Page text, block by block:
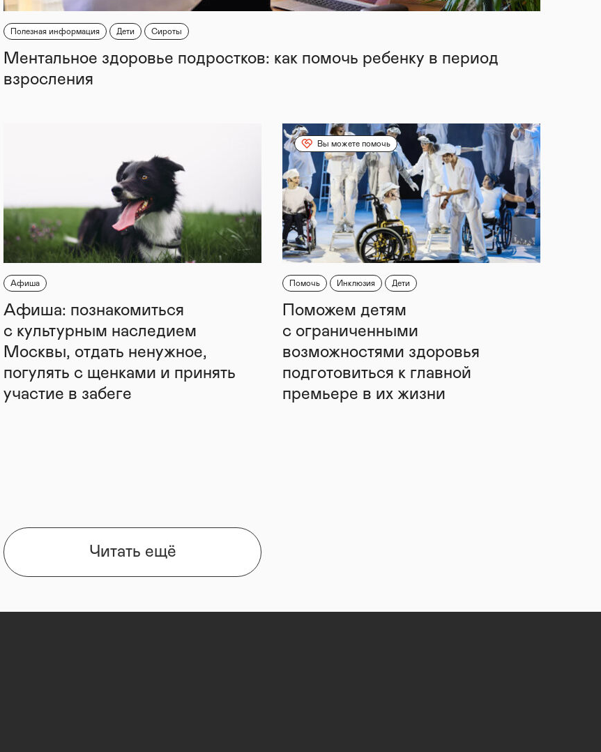
Полезная информация Дети Сироты
Ментальное здоровье подростков: как помочь ребенку в период
взросления
Афиша
Афиша: познакомиться
с культурным наследием
Москвы, отдать ненужное,
погулять с щенками и принять
участие в забеге
Вы можете помочь
Помочь Инклюзия Дети
Поможем детям
с ограниченными
возможностями здоровья
подготовиться к главной
премьере в их жизни
Читать ещё